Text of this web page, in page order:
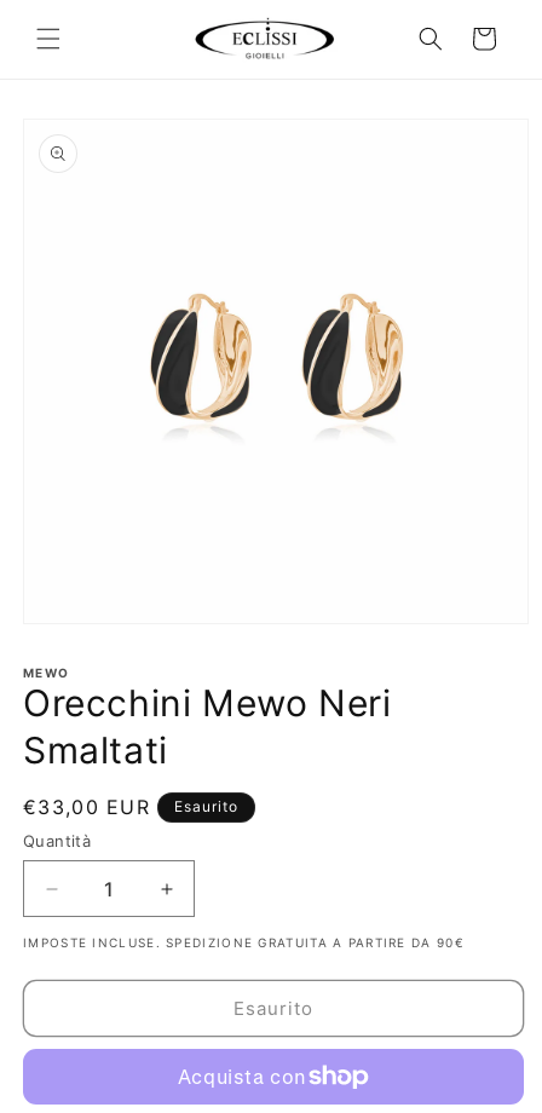
direttamente
ai contenuti
Carrello
informazioni
sul prodotto
multimediali
in
finestra
modale
MEWO
Orecchini Mewo Neri
Smaltati
Prezzo
di
listino
€33,00 EUR Esaurito
Quantità
Diminuisci
quantità
per
Orecchini
Smaltati
Aumenta
quantità
per
Orecchini
Smaltati
IMPOSTE INCLUSE. SPEDIZIONE GRATUITA A PARTIRE DA 90€
Esaurito